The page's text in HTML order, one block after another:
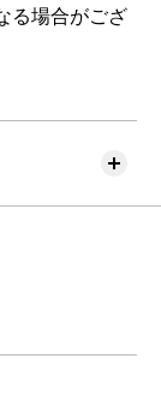
る場合がござ